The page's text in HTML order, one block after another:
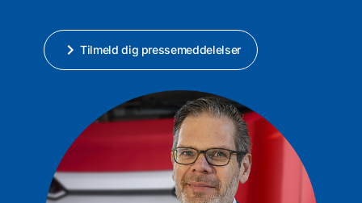
Tilmeld dig pressemeddelelser